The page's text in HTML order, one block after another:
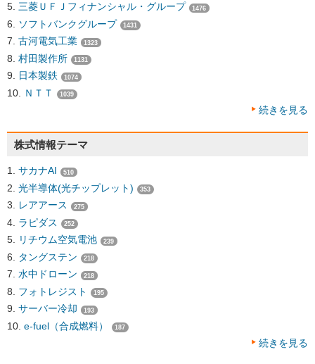
三菱ＵＦＪフィナンシャル・グループ 1476
ソフトバンクグループ 1431
古河電気工業 1323
村田製作所 1131
日本製鉄 1074
ＮＴＴ 1039
続きを見る
株式情報テーマ
サカナAI 510
光半導体(光チップレット) 353
レアアース 275
ラピダス 252
リチウム空気電池 239
タングステン 218
水中ドローン 218
フォトレジスト 195
サーバー冷却 193
e-fuel（合成燃料） 187
続きを見る